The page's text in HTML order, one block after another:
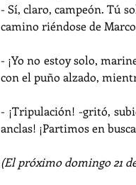
- Sí, claro, campeón. Tú
camino riéndose de
- ¡Yo no estoy solo,
con el puño alzado,
- ¡Tripulación! -gritó,
anclas! ¡Partimos en
(El próximo domingo 21